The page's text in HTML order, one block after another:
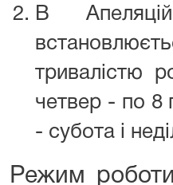
В
тривалістю
четвер - по 8
- субота і
Режим роботи